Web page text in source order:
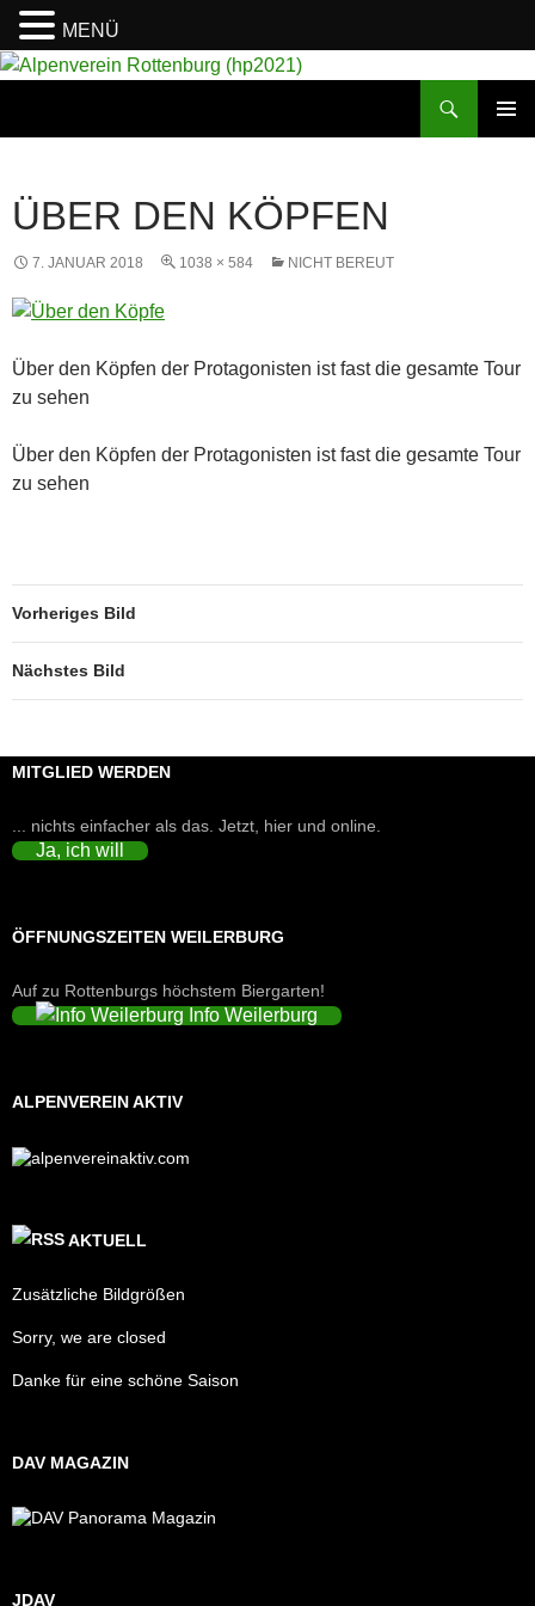
ÜBER DEN KÖPFEN
7. JANUAR 2018 1038 × 584 NICHT BEREUT
Über den Köpfen der Protagonisten ist fast die gesamte Tour
zu sehen
Über den Köpfen der Protagonisten ist fast die gesamte Tour
zu sehen
Vorheriges Bild
Nächstes Bild
MITGLIED WERDEN
... nichts einfacher als das. Jetzt, hier und online.
Ja, ich will
ÖFFNUNGSZEITEN WEILERBURG
Auf zu Rottenburgs höchstem Biergarten!
Info Weilerburg
ALPENVEREIN AKTIV
AKTUELL
Zusätzliche Bildgrößen
Sorry, we are closed
Danke für eine schöne Saison
DAV MAGAZIN
JDAV
MENÜ